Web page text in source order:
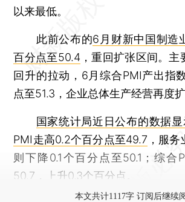
以来最低。
此前公布的6月财新中国制造
百分点至50.4，重回扩张区间。主
回升的拉动，6月综合PMI产出指
点至51.3，企业总体生产经营再度扩
国家统计局近日公布的数据
PMI走高0.2个百分点至49.7 ，服
则下降0.1个百分点至50.1；综合
50.7，上升0.3个百分点。
本文共计1117字 订阅后继续